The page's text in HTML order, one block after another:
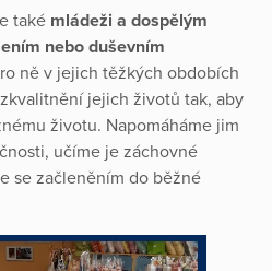
také mládeži a dospělým
nebo duševním
ně v jejich těžkých obdobích
jejich životů tak, aby
životu. Napomáháme jim
učíme je záchovné
se začleněním do běžné